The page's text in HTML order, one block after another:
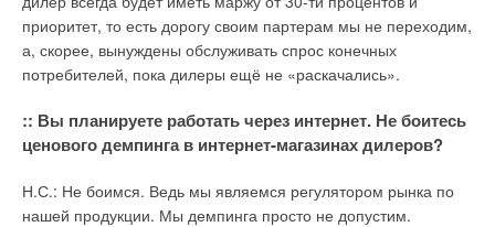
приоритет, то есть дорогу своим партерам мы не переходим,
а, скорее, вынуждены обслуживать спрос конечных
потребителей, пока дилеры ещё не «раскачались».
:: Вы планируете работать через интернет. Не боитесь
ценового демпинга в интернет-магазинах дилеров?
Н.С.: Не боимся. Ведь мы являемся регулятором рынка по
нашей продукции. Мы демпинга просто не допустим.
Читайте по теме:
ЖУРНАЛ СОК ЯНВАРЬ 2021
→
История создания настенных газовых котлов. Городской
→
История создания настенных газовых котлов. Создание
первых проточных газовых нагревателей и котлов
Ваш E-mail *